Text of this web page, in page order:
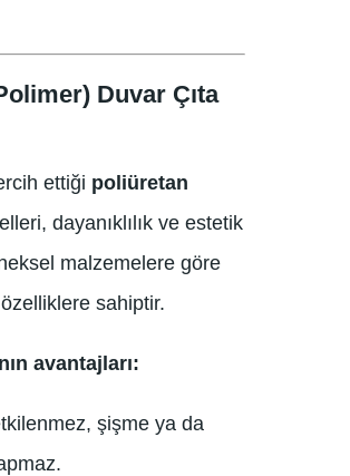
Duvar Çıta
ettiği poliüretan
dayanıklılık ve estetik
malzemelere göre
sahiptir.
avantajları:
şişme ya da